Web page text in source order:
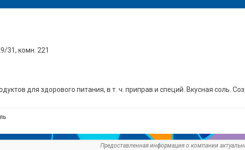
31, комн. 221
для здорового питания, в т. ч. приправ и специй. Вкусная соль.
Предоставленная информация о компании